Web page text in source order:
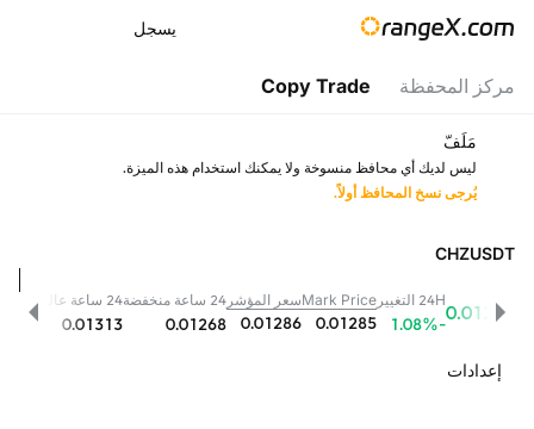
يسجل
مركز المحفظة Copy Trade
مَلَفّ
ليس لديك أي محافظ منسوخة ولا يمكنك استخدام هذه الميزة.
يُرجى نسخ المحافظ أولاً.
CHZUSDT
0.01285
24H التغيير
-1.08
%
Mark Price
0.01285
سعر المؤشر
0.01286
24 ساعة منخفضة
0.01268
24 ساعة عالية
0.01313
إعدادات